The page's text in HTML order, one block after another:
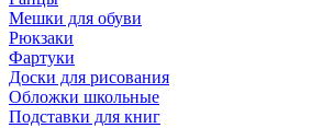
Мешки для обуви
Рюкзаки
Фартуки
Доски для рисования
Обложки школьные
Подставки для книг